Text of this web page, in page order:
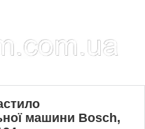
машини Bosch,